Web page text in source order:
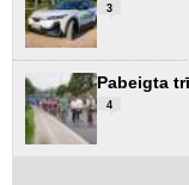
3
Pabeigta
4